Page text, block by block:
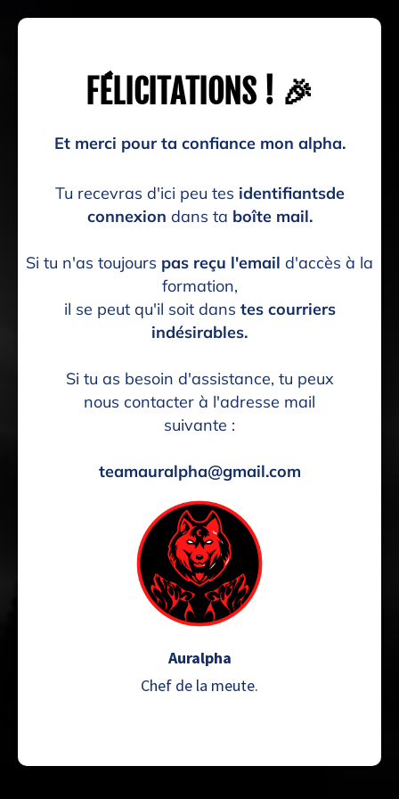
FÉLICITATIONS ! 🎉
Et merci pour ta confiance mon alpha.
Tu recevras d'ici peu tes identifiantsde
connexion dans ta boîte mail.
Si tu n'as toujours pas reçu l'email d'accès à la
formation,
il se peut qu'il soit dans tes courriers
indésirables.
Si tu as besoin d'assistance, tu peux
nous contacter à l'adresse mail
suivante :
teamauralpha@gmail.com
Auralpha
Chef de la meute.